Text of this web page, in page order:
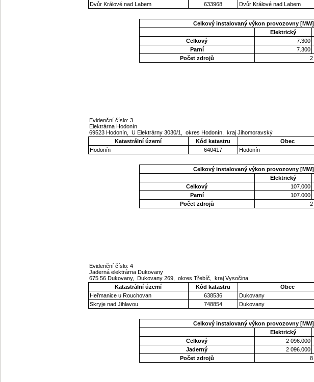
Dvůr Králové nad Labem
633968 Dvůr Králové nad Labem
Celkový instalovaný výkon provozovny [MW]
Elektrický
Celkový
7.300
Parní
7.300
Počet zdrojů
2
Evidenční číslo: 3
Elektrárna Hodonín
69523 Hodonín, U Elektrárny 3030/1, okres Hodonín, kraj Jihomoravský
Katastrální území
Kód katastru Obec
Hodonín
640417 Hodonín
Celkový instalovaný výkon provozovny [MW]
Elektrický
Celkový
107.000
Parní
107.000
Počet zdrojů
2
Evidenční číslo: 4
Jaderná elektrárna Dukovany
675 56 Dukovany, Dukovany 269, okres Třebíč, kraj Vysočina
Katastrální území
Kód katastru Obec
Heřmanice u Rouchovan
638536 Dukovany
Skryje nad Jihlavou
748854 Dukovany
Celkový instalovaný výkon provozovny [MW]
Elektrický
Celkový
2 096.000
Jaderný
2 096.000
Počet zdrojů
8